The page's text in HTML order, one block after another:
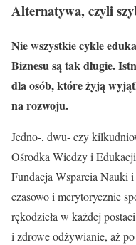
Alternatywa, czyli
Nie wszystkie cykle
Biznesu są tak długie.
dla osób, które żyją
na rozwoju.
Jedno-, dwu- czy
Ośrodka Wiedzy i
Fundacja Wsparcia Nauki
czasowo i merytorycznie
rękodzieła w każdej
i zdrowe odżywianie, aż